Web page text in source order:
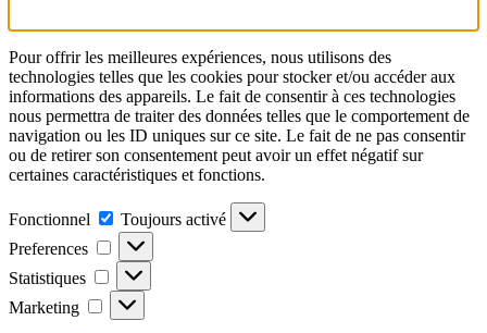
Pour offrir les meilleures expériences, nous utilisons des
technologies telles que les cookies pour stocker et/ou accéder aux
informations des appareils. Le fait de consentir à ces technologies
nous permettra de traiter des données telles que le comportement de
navigation ou les ID uniques sur ce site. Le fait de ne pas consentir
ou de retirer son consentement peut avoir un effet négatif sur
certaines caractéristiques et fonctions.
Fonctionnel Fonctionnel
Toujours activé
Preferences
Preferences
Statistiques Statistiques
Marketing Marketing